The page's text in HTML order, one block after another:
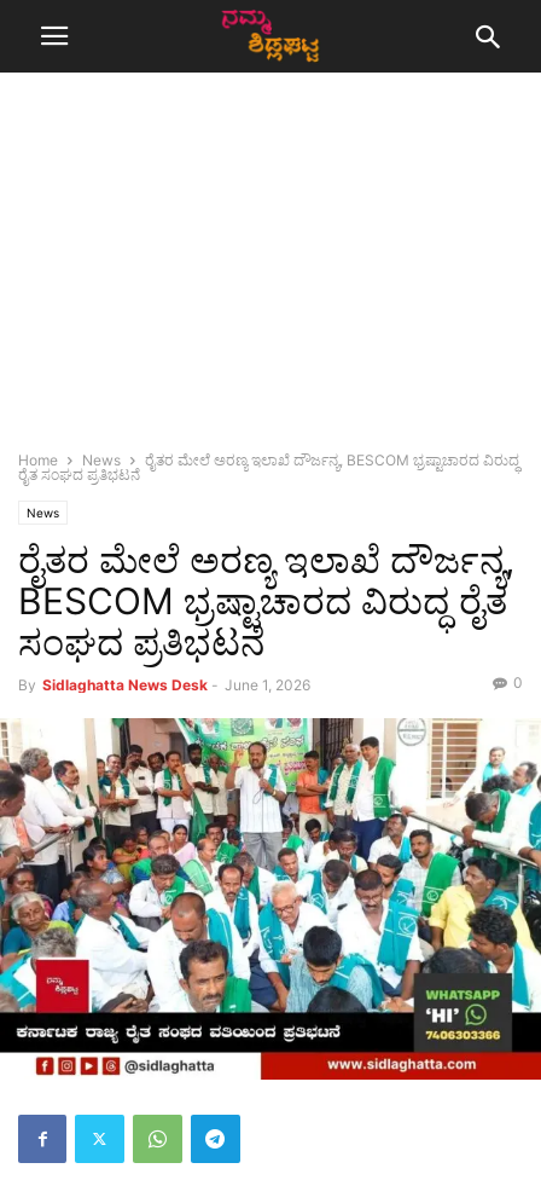
Home News
ರೈತರ ಮೇಲೆ ಅರಣ್ಯ ಇಲಾಖೆ ದೌರ್ಜನ್ಯ, BESCOM ಭ್ರಷ್ಟಾಚಾರದ ವಿರುದ್ಧ
ರೈತ ಸಂಘದ ಪ್ರತಿಭಟನೆ
News
ರೈತರ ಮೇಲೆ ಅರಣ್ಯ ಇಲಾಖೆ ದೌರ್ಜನ್ಯ,
BESCOM ಭ್ರಷ್ಟಾಚಾರದ ವಿರುದ್ಧ ರೈತ
ಸಂಘದ ಪ್ರತಿಭಟನೆ
By Sidlaghatta News Desk - June 1, 2026 0